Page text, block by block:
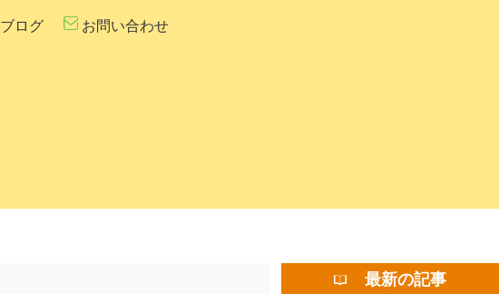
ブログ お問い合わせ
最新の記事